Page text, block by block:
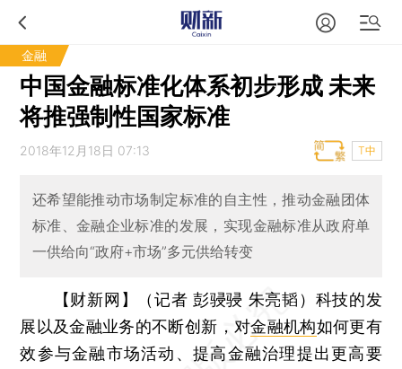
金融
中国金融标准化体系初步形成 未来
将推强制性国家标准
2018年12月18日 07:13 T中
还希望能推动市场制定标准的自主性，推动金融团体
标准、金融企业标准的发展，实现金融标准从政府单
一供给向“政府+市场”多元供给转变
【财新网】（记者 彭骎骎 朱亮韬） 科技的发
展以及金融业务的不断创新，对金融机构如何更有
效参与金融市场活动、提高金融治理提出更高要